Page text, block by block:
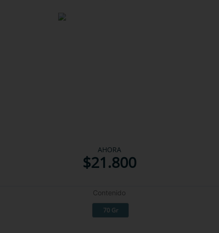
AHORA
$21.800
Contenido
70 Gr